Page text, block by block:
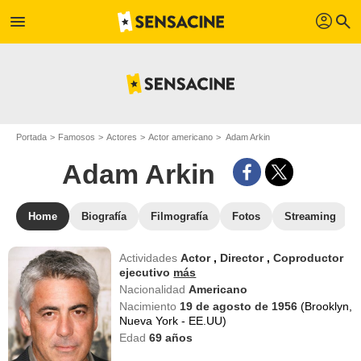
menu profil search
Portada Famosos Actores Actor americano Adam Arkin
Adam Arkin
Home Biografía Filmografía Fotos Streaming
ActividadesActor , Director ,Coproductor
ejecutivo más
NacionalidadAmericano
Nacimiento 19 de agosto de 1956(Brooklyn,
Nueva York - EE.UU)
Edad69 años